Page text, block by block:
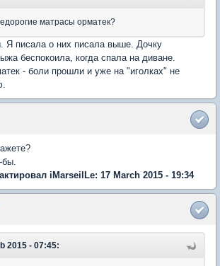
матрасы орматек?
Я писала о них писала выше. Дочку
беспокоила, когда спала на диване.
- боли прошли и уже на "иголках" не
бы.
iMarseilLe: 17 March 2015 - 19:34
2015 - 07:45: